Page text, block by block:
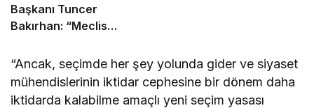
Başkanı Tuncer
Bakırhan: “Meclis
yasa çıkarılmalıdır”
“Ancak, seçimde her şey yolunda gider ve siyaset
mühendislerinin iktidar cephesine bir dönem daha
iktidarda kalabilme amaçlı yeni seçim yasası